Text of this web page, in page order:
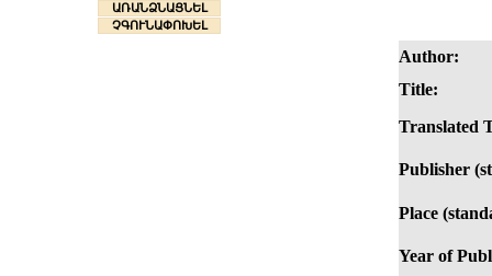
ԱՌԱՆՁՆԱՑՆԵԼ
ՉԳՈՒՆԱՓՈԽԵԼ
Author:
Title:
Translated
Publisher
Place
Year of